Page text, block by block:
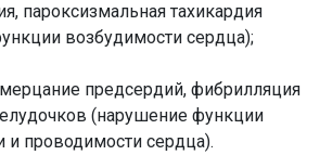
пароксизмальная тахикардия
возбудимости сердца);
предсердий, фибрилляция
(нарушение функции
и проводимости сердца).